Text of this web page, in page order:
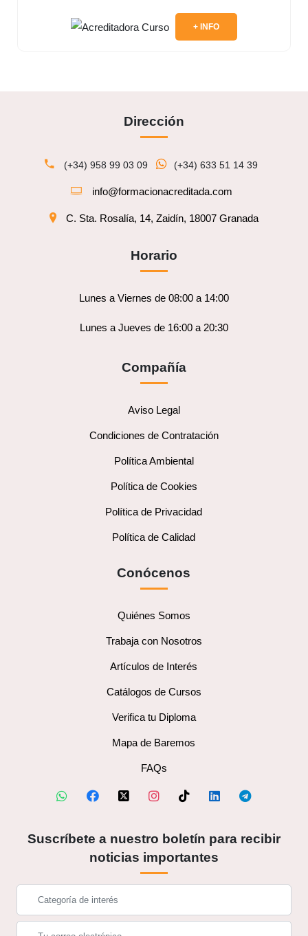
+ INFO
Dirección
(+34) 958 99 03 09 (+34) 633 51 14 39
info@formacionacreditada.com
C. Sta. Rosalía, 14, Zaidín, 18007 Granada
Horario
Lunes a Viernes de 08:00 a 14:00
Lunes a Jueves de 16:00 a 20:30
Compañía
Aviso Legal
Condiciones de Contratación
Política Ambiental
Política de Cookies
Política de Privacidad
Política de Calidad
Conócenos
Quiénes Somos
Trabaja con Nosotros
Artículos de Interés
Catálogos de Cursos
Verifica tu Diploma
Mapa de Baremos
FAQs
Suscríbete a nuestro boletín para recibir
noticias importantes